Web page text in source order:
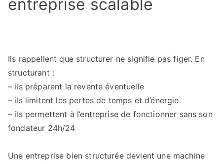
entreprise scalable
Ils rappellent que structurer ne signifie pas figer. En
structurant :
– ils préparent la revente éventuelle
– ils limitent les pertes de temps et d’énergie
– ils permettent à l’entreprise de fonctionner sans son
fondateur 24h/24
Une entreprise bien structurée devient une machine